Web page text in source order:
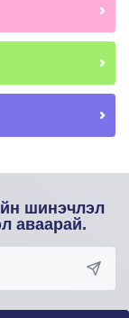
шинэчлэл
аваарай.